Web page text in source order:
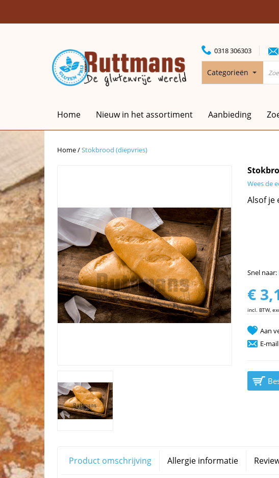
0318 306303
Categorieën
Home Nieuw in het assortiment Aanbieding
Home/Stokbrood (diepvries)
Wees de
Alsof je
Snel naar:
€
incl. BTW,
Aan
E-
Product omschrijving Allergie informatie